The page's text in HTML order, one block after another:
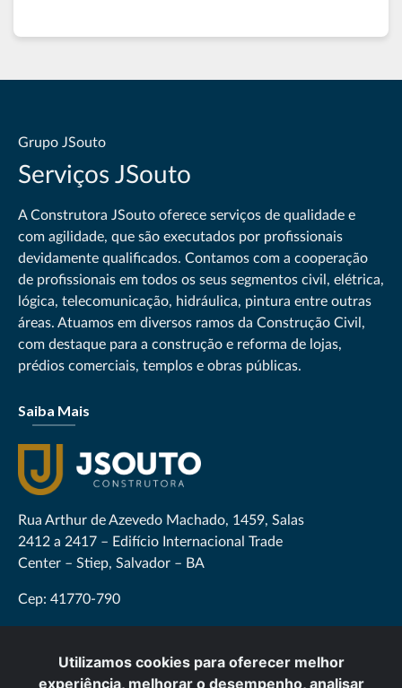
Utilizamos cookies para oferecer melhor
experiência, melhorar o desempenho, analisar
Grupo JSouto
Serviços JSouto
A Construtora JSouto oferece serviços de qualidade e
com agilidade, que são executados por profissionais
devidamente qualificados. Contamos com a cooperação
de profissionais em todos os seus segmentos civil, elétrica,
lógica, telecomunicação, hidráulica, pintura entre outras
áreas. Atuamos em diversos ramos da Construção Civil,
com destaque para a construção e reforma de lojas,
prédios comerciais, templos e obras públicas.
Saiba Mais
Rua Arthur de Azevedo Machado, 1459, Salas
2412 a 2417 – Edifício Internacional Trade
Center – Stiep, Salvador – BA
Cep: 41770-790